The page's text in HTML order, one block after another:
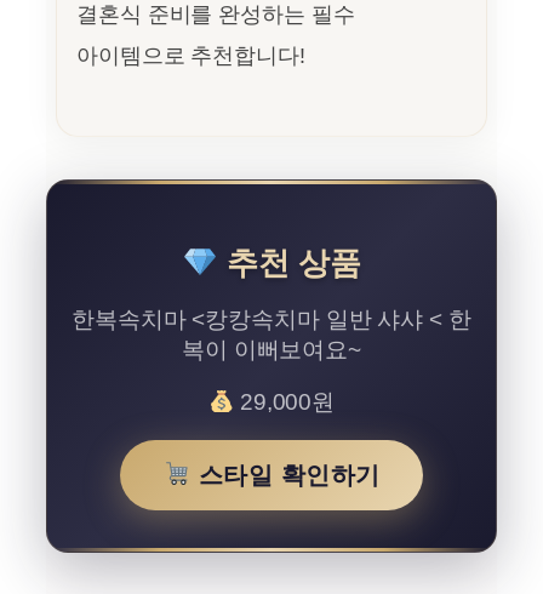
결혼식 준비를 완성하는 필수
아이템으로 추천합니다!
추천 상품
한복속치마 <캉캉속치마 일반 샤샤 < 한
복이 이뻐보여요~
29,000원
스타일 확인하기